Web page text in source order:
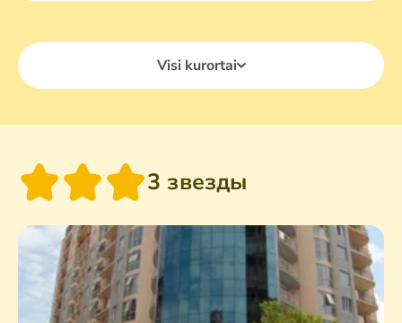
Visi kurortai
3 звезды